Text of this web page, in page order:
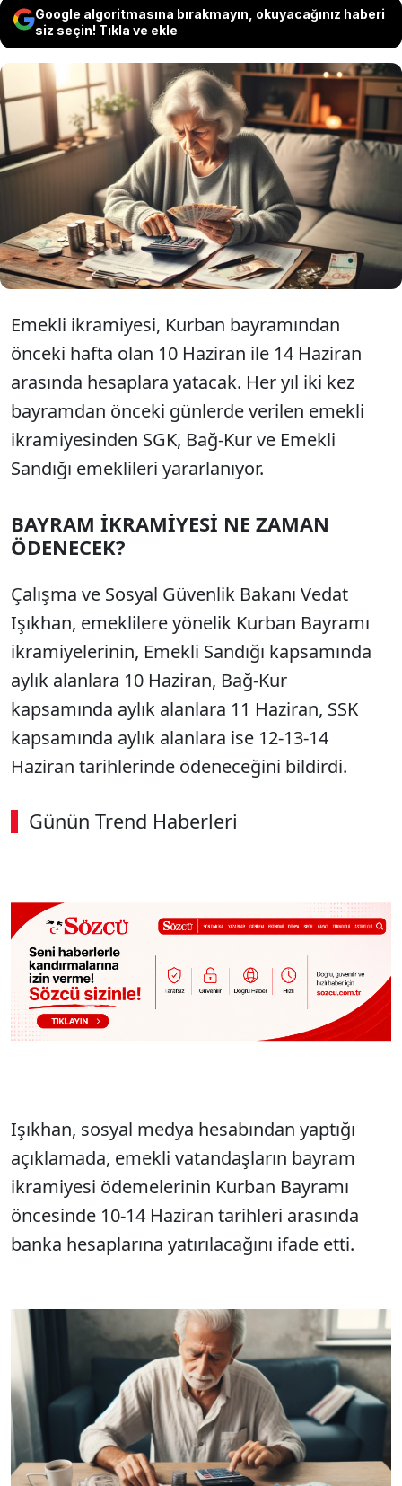
Google algoritmasına bırakmayın, okuyacağınız haberi
siz seçin! Tıkla ve ekle
Emekli bayram ikramiyesi ödemesi bugün
itibarıyla başladı. Bayram ikramiyesi, Emekli
Sandığı kapsamında aylık alanlara 10 Haziran,
Bağ-Kur kapsamında aylık alanlara 11 Haziran,
SSK kapsamında aylık alanlara ise 12-13-14
Haziran tarihlerinde ödenecek.
Emekli ikramiyesi, Kurban bayramından
önceki hafta olan 10 Haziran ile 14 Haziran
arasında hesaplara yatacak. Her yıl iki kez
bayramdan önceki günlerde verilen emekli
ikramiyesinden SGK, Bağ-Kur ve Emekli
Sandığı emeklileri yararlanıyor.
BAYRAM İKRAMİYESİ NE ZAMAN
ÖDENECEK?
Çalışma ve Sosyal Güvenlik Bakanı Vedat
Işıkhan, emeklilere yönelik Kurban Bayramı
ikramiyelerinin, Emekli Sandığı kapsamında
aylık alanlara 10 Haziran, Bağ-Kur
kapsamında aylık alanlara 11 Haziran, SSK
kapsamında aylık alanlara ise 12-13-14
Haziran tarihlerinde ödeneceğini bildirdi.
Günün Trend Haberleri
Işıkhan, sosyal medya hesabından yaptığı
açıklamada, emekli vatandaşların bayram
ikramiyesi ödemelerinin Kurban Bayramı
öncesinde 10-14 Haziran tarihleri arasında
banka hesaplarına yatırılacağını ifade etti.